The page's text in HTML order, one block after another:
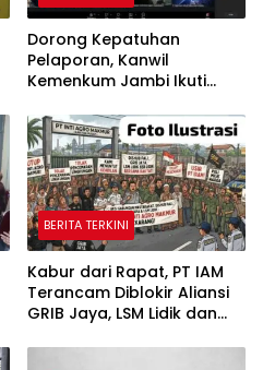
Dorong Kepatuhan
Pelaporan, Kanwil
Kemenkum Jambi Ikuti
Korporasi Nonaktif Secara
Administratif
BERITA TERKINI
Kabur dari Rapat, PT IAM
Terancam Diblokir Aliansi
GRIB Jaya, LSM Lidik dan